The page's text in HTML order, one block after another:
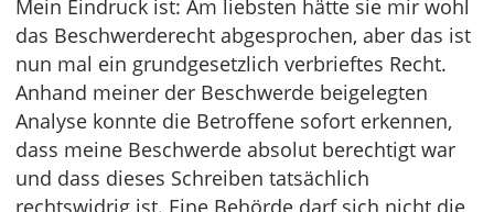
Mein Eindruck ist: Am liebsten hätte sie mir wohl
das Beschwerderecht abgesprochen, aber das ist
nun mal ein grundgesetzlich verbrieftes Recht.
Anhand meiner der Beschwerde beigelegten
Analyse konnte die Betroffene sofort erkennen,
dass meine Beschwerde absolut berechtigt war
und dass dieses Schreiben tatsächlich
rechtswidrig ist. Eine Behörde darf sich nicht die